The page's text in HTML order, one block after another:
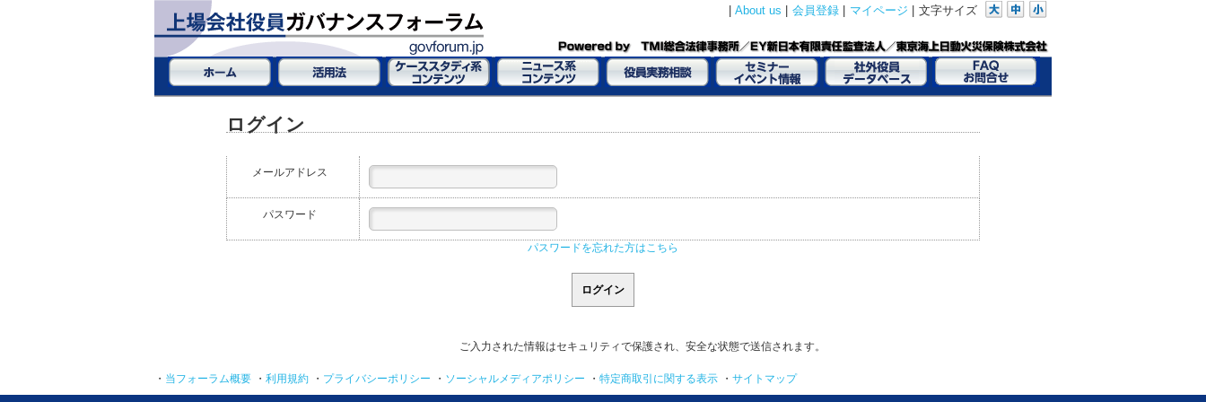
About us 会員登録 マイページ 文字サイズ
ログイン
メールアドレス
パスワード
パスワードを忘れた方はこちら
ご入力された情報はセキュリティで保護され、安全な状態で送信されます。
・ 当フォーラム概要 ・ 利用規約 ・ プライバシーポリシー ・ ソーシャルメディアポリシー ・ 特定商取引に関する表示 ・ サイトマップ